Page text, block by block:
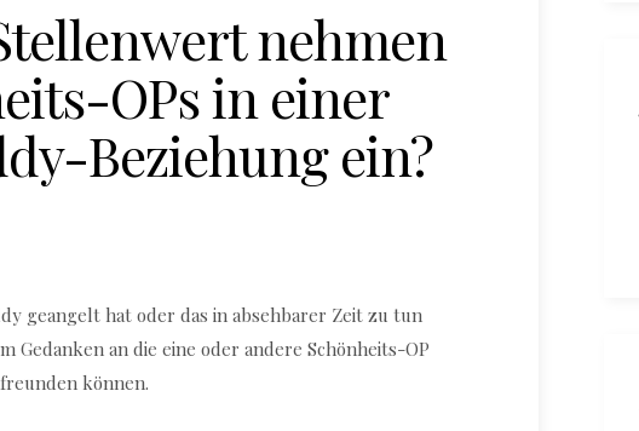
nehmen
OPs in einer
Beziehung ein?
geangelt hat oder das in absehbarer Zeit zu tun
Gedanken an die eine oder andere Schönheits-OP
können.